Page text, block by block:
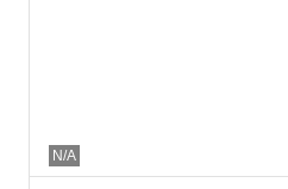
N/A